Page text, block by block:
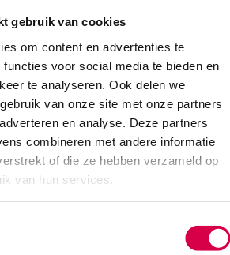
gebruik van cookies
om content en advertenties te
voor social media te bieden en
te analyseren. Ook delen we
van onze site met onze partners
en analyse. Deze partners
combineren met andere informatie
of die ze hebben verzameld op
van hun services.